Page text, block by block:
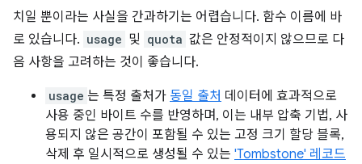
치일 뿐이라는 사실을 간과하기는 어렵습니다. 함수 이름에 바
로 있습니다. usage 및 quota 값은 안정적이지 않으므로 다
음 사항을 고려하는 것이 좋습니다.
usage 는 특정 출처가 동일 출처 데이터에 효과적으로
사용 중인 바이트 수를 반영하며, 이는 내부 압축 기법, 사
용되지 않은 공간이 포함될 수 있는 고정 크기 할당 블록,
삭제 후 일시적으로 생성될 수 있는 'Tombstone' 레코드